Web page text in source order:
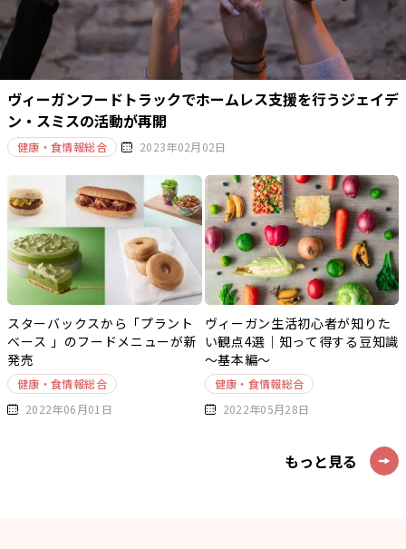
ヴィーガンフードトラックでホームレス支援を行うジェイデ
ン・スミスの活動が再開
健康・食情報総合 2023年02月02日
スターバックスから「プラント
ベース 」のフードメニューが新
発売
健康・食情報総合
2022年06月01日
ヴィーガン生活初心者が知りた
い観点4選｜知って得する豆知識
～基本編～
健康・食情報総合
2022年05月28日
もっと見る